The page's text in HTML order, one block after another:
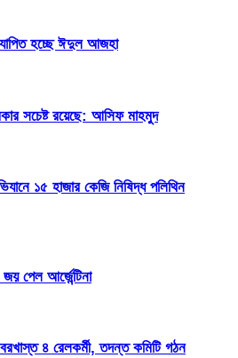
হচ্ছে ঈদুল আজহা
সচেষ্ট রয়েছে: আসিফ মাহমুদ
১৫ হাজার কেজি নিষিদ্ধ পলিথিন
পেল আর্জেন্টিনা
৪ রেলকর্মী, তদন্ত কমিটি গঠন